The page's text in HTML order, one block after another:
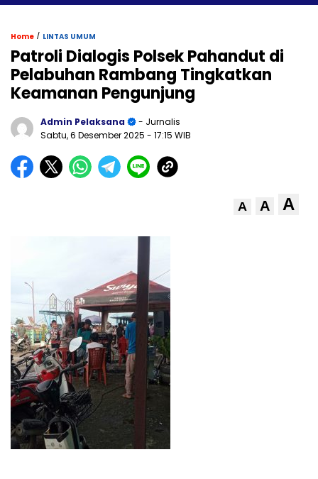
Home / LINTAS UMUM
Patroli Dialogis Polsek Pahandut di
Pelabuhan Rambang Tingkatkan
Keamanan Pengunjung
Admin Pelaksana
- Jurnalis
Sabtu, 6 Desember 2025 - 17:15 WIB
A A A